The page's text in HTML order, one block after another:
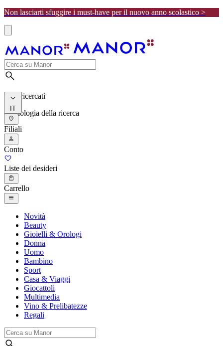
Non lasciarti sfuggire i must-have per il nuovo anno scolastico >
I più ricercati
Cronologia della ricerca
IT
Filiali
Conto
Liste dei desideri
Carrello
Novità
Beauty
Gioielli & Orologi
Donna
Uomo
Bambino
Sport
Casa & Viaggi
Giocattoli
Multimedia
Vino & Prelibatezze
Regali